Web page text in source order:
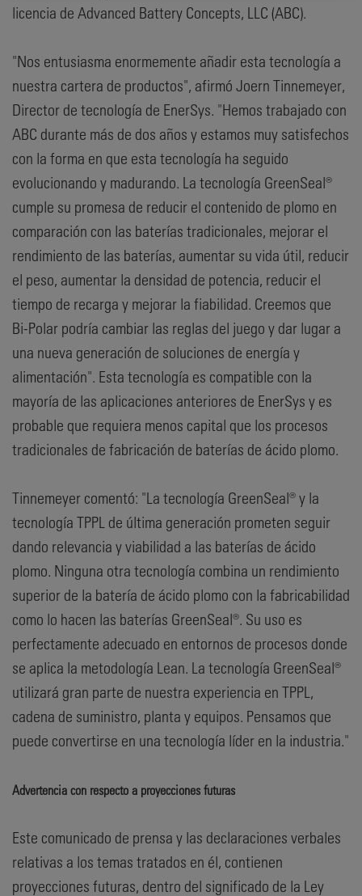
licencia de Advanced Battery Concepts, LLC (ABC).
"Nos entusiasma enormemente añadir esta tecnología a
nuestra cartera de productos", afirmó Joern Tinnemeyer,
Director de tecnología de EnerSys. "Hemos trabajado con
ABC durante más de dos años y estamos muy satisfechos
con la forma en que esta tecnología ha seguido
evolucionando y madurando. La tecnología GreenSeal®
cumple su promesa de reducir el contenido de plomo en
comparación con las baterías tradicionales, mejorar el
rendimiento de las baterías, aumentar su vida útil, reducir
el peso, aumentar la densidad de potencia, reducir el
tiempo de recarga y mejorar la fiabilidad. Creemos que
Bi-Polar podría cambiar las reglas del juego y dar lugar a
una nueva generación de soluciones de energía y
alimentación". Esta tecnología es compatible con la
mayoría de las aplicaciones anteriores de EnerSys y es
probable que requiera menos capital que los procesos
tradicionales de fabricación de baterías de ácido plomo.
Tinnemeyer comentó: "La tecnología GreenSeal® y la
tecnología TPPL de última generación prometen seguir
dando relevancia y viabilidad a las baterías de ácido
plomo. Ninguna otra tecnología combina un rendimiento
superior de la batería de ácido plomo con la fabricabilidad
como lo hacen las baterías GreenSeal®. Su uso es
perfectamente adecuado en entornos de procesos donde
se aplica la metodología Lean. La tecnología GreenSeal®
utilizará gran parte de nuestra experiencia en TPPL,
cadena de suministro, planta y equipos. Pensamos que
puede convertirse en una tecnología líder en la industria."
Advertencia con respecto a proyecciones futuras
Este comunicado de prensa y las declaraciones verbales
relativas a los temas tratados en él, contienen
proyecciones futuras, dentro del significado de la Ley